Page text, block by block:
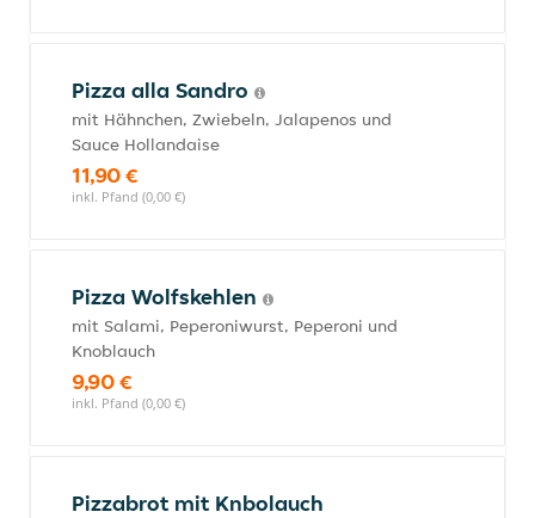
Pizza alla Sandro
mit Hähnchen, Zwiebeln, Jalapenos und
Sauce Hollandaise
11,90 €
inkl. Pfand (0,00 €)
Pizza Wolfskehlen
mit Salami, Peperoniwurst, Peperoni und
Knoblauch
9,90 €
inkl. Pfand (0,00 €)
Pizzabrot mit Knbolauch